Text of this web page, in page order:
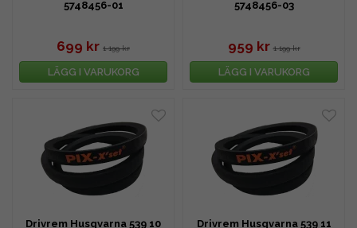
5748456-01
699 kr 1 199 kr
LÄGG I VARUKORG
5748456-03
959 kr 1 199 kr
LÄGG I VARUKORG
Drivrem Husqvarna 539 10
Drivrem Husqvarna 539 11